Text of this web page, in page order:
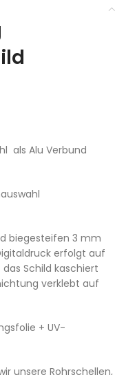
als Alu Verbund
biegesteifen 3 mm
erfolgt auf
Schild kaschiert
verklebt auf
+ UV-
unsere Rohrschellen,